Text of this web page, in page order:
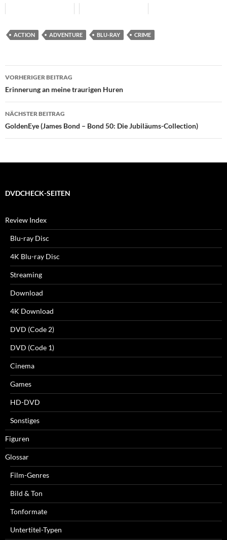
ACTION ADVENTURE BLU-RAY CRIME
Beitragsnavigation
VORHERIGER BEITRAG
Erinnerung an meine traurigen Huren
NÄCHSTER BEITRAG
GoldenEye (James Bond – Bond 50: Die Jubiläums-Collection)
DVDCHECK-SEITEN
Review Index
Blu-ray Disc
4K Blu-ray Disc
Streaming
Download
4K Download
DVD (Code 2)
DVD (Code 1)
Cinema
Games
HD-DVD
Sonstiges
Figuren
Glossar
Film-Genres
Bild & Ton
Tonformate
Untertitel-Typen